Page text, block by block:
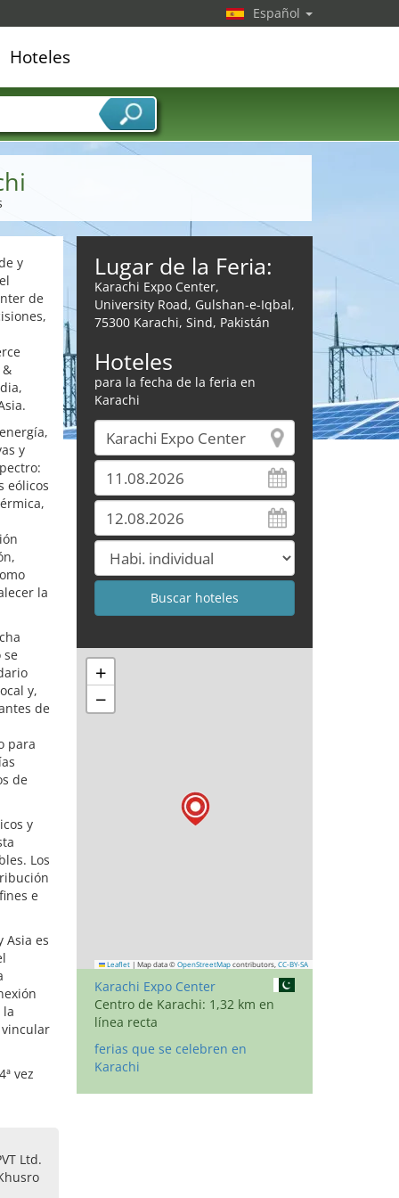
y
de
&
y
eólicos
la
se
y,
de
para
de
y
Los
e
Asia es
la
vincular
vez
Ltd.
Lugar de la Feria:
Karachi Expo Center,
University Road, Gulshan-e-Iqbal,
75300 Karachi, Sind, Pakistán
Hoteles
para la fecha de la feria en
Karachi
+
−
Leaflet | Map data © OpenStreetMap contributors, CC-BY-SA
Karachi Expo Center
Centro de Karachi: 1,32 km en
línea recta
ferias que se celebren en
Karachi
Español
Hoteles
de servicios